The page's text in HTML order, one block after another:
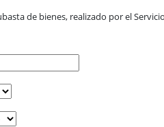
de bienes, realizado por el